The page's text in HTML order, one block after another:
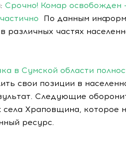
Срочно! Комар
По данным
различных частях
в Сумской области
свои позиции в
Следующие
села Храповщина,
ресурс.